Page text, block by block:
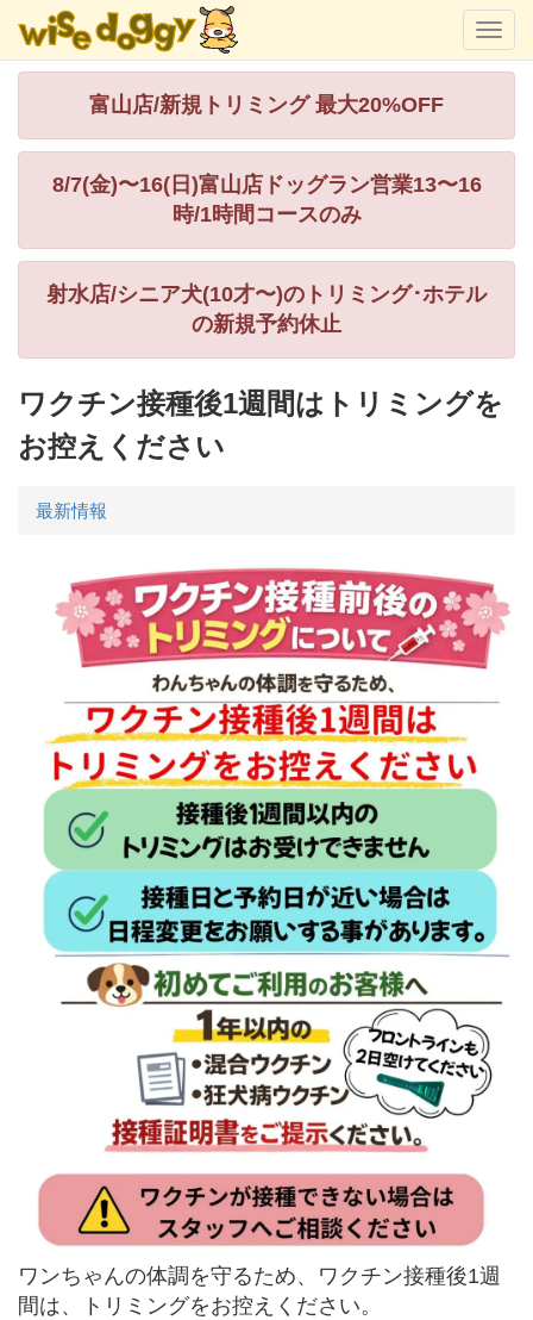
富山店/新規トリミング 最大20%OFF
8/7(金)〜16(日)富山店ドッグラン営業13〜16
時/1時間コースのみ
射水店/シニア犬(10才〜)のトリミング･ホテル
の新規予約休止
ワクチン接種後1週間はトリミングを
お控えください
最新情報
ワンちゃんの体調を守るため、ワクチン接種後1週
間は、トリミングをお控えください。